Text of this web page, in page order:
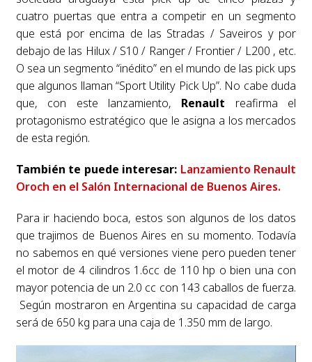
cuatro puertas que entra a competir en un segmento
que está por encima de las Stradas / Saveiros y por
debajo de las Hilux / S10 / Ranger / Frontier / L200 , etc.
O sea un segmento “inédito” en el mundo de las pick ups
que algunos llaman “Sport Utility Pick Up”. No cabe duda
que, con este lanzamiento, Renault reafirma el
protagonismo estratégico que le asigna a los mercados
de esta región.
También te puede interesar: Lanzamiento Renault
Oroch en el Salón Internacional de Buenos Aires.
Para ir haciendo boca, estos son algunos de los datos
que trajimos de Buenos Aires en su momento. Todavía
no sabemos en qué versiones viene pero pueden tener
el motor de 4 cilindros 1.6cc de 110 hp o bien una con
mayor potencia de un 2.0 cc con 143 caballos de fuerza.
Según mostraron en Argentina su capacidad de carga
será de 650 kg para una caja de 1.350 mm de largo.